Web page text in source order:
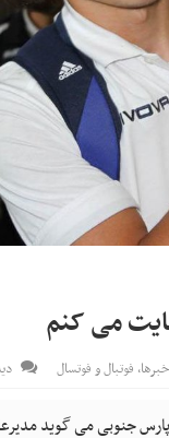
می کنم
, فوتبال و فوتسال
جنوبی می گوید